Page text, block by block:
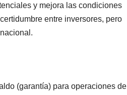
y mejora las condiciones
entre inversores, pero
(garantía) para operaciones de